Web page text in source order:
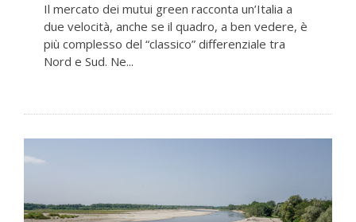
Il mercato dei mutui green racconta un’Italia a
due velocità, anche se il quadro, a ben vedere, è
più complesso del “classico” differenziale tra
Nord e Sud. Ne...